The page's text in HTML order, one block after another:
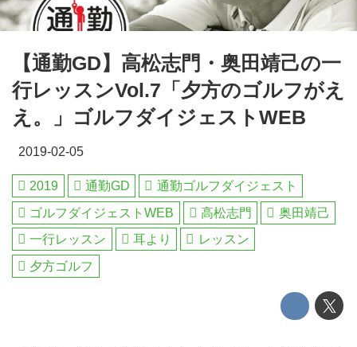
【通勤GD】高松志門・奥田靖己の一
行レッスンVol.7「夕方のゴルフがえ
え。」ゴルフダイジェストWEB
2019-02-05
2019 通勤GD
通勤ゴルフダイジェスト
ゴルフダイジェストWEB
高松志門
奥田靖己
一行レッスン
耳より
レッスン
夕方ゴルフ